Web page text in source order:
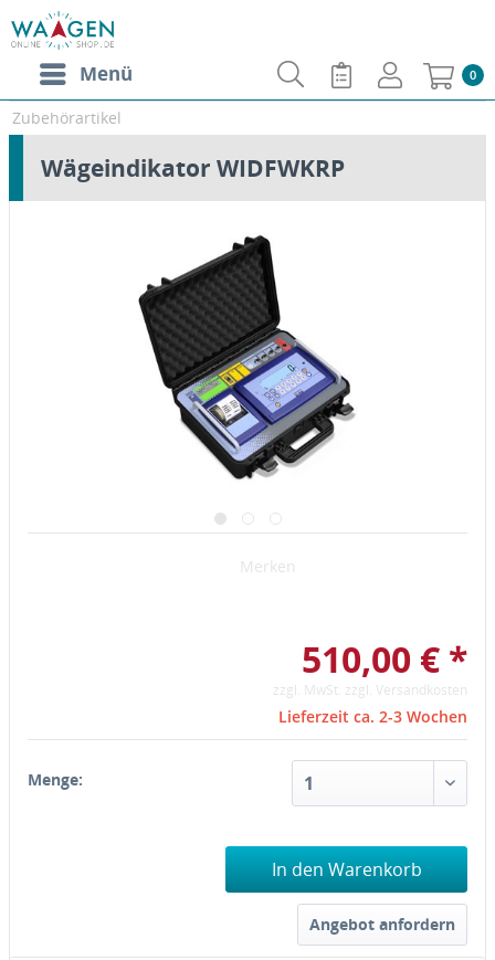
Menü 0
Zubehörartikel
Wägeindikator WIDFWKRP
Merken
510,00 € *
zzgl. MwSt. zzgl. Versandkosten
Lieferzeit ca. 2-3 Wochen
Menge:
In den Warenkorb
Angebot anfordern